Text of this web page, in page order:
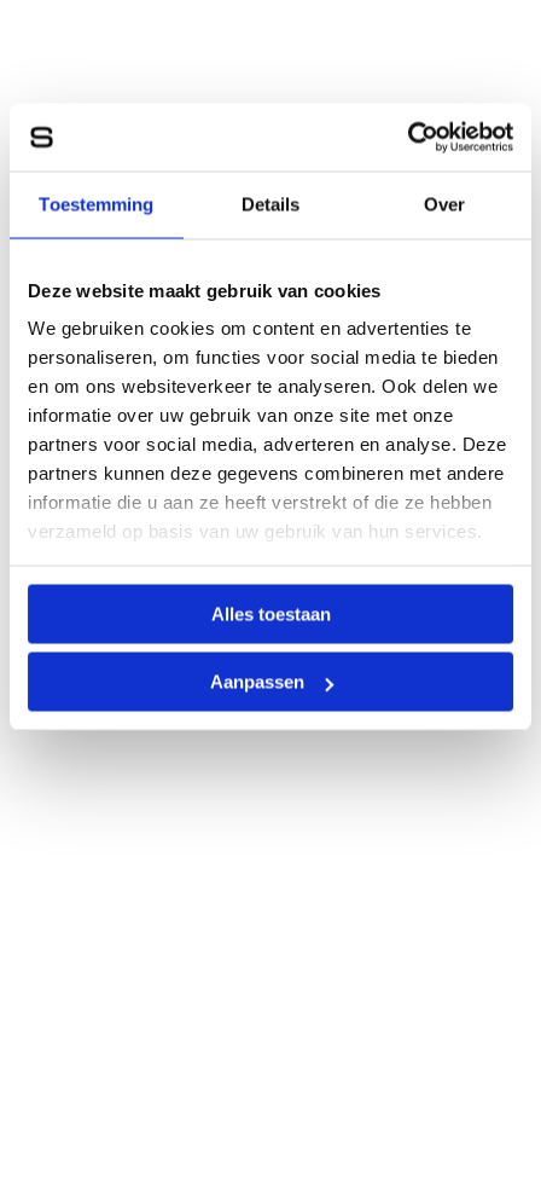
Toestemming Details Over
Deze website maakt gebruik van cookies
We gebruiken cookies om content en advertenties te
personaliseren, om functies voor social media te bieden
en om ons websiteverkeer te analyseren. Ook delen we
informatie over uw gebruik van onze site met onze
partners voor social media, adverteren en analyse. Deze
partners kunnen deze gegevens combineren met andere
informatie die u aan ze heeft verstrekt of die ze hebben
verzameld op basis van uw gebruik van hun services.
Alles toestaan
Aanpassen